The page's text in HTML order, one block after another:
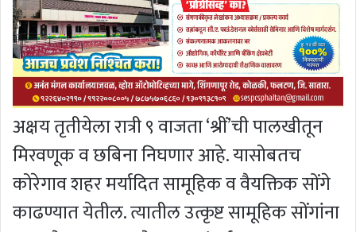
अक्षय तृतीयेला रात्री ९ वाजता ‘श्रीं’ची पालखीतून
मिरवणूक व छबिना निघणार आहे. यासोबतच
कोरेगाव शहर मर्यादित सामूहिक व वैयक्तिक सोंगे
काढण्यात येतील. त्यातील उत्कृष्ट सामूहिक सोंगांना